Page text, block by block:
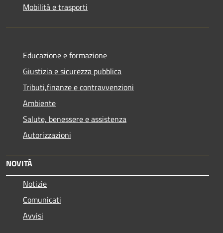
Mobilità e trasporti
Educazione e formazione
Giustizia e sicurezza pubblica
Tributi,finanze e contravvenzioni
Ambiente
Salute, benessere e assistenza
Autorizzazioni
NOVITÀ
Notizie
Comunicati
Avvisi